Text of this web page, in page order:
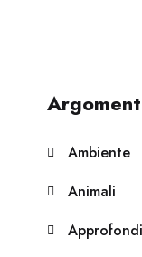
Ambiente
Animali